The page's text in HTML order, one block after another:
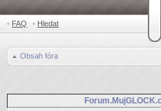
• FAQ • Hledat
Obsah fóra